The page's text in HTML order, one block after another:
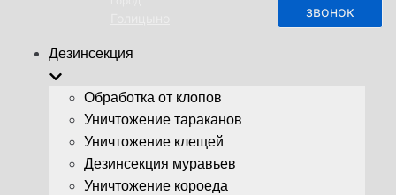
звонок
Дезинсекция
Обработка от клопов
Уничтожение тараканов
Уничтожение клещей
Дезинсекция муравьев
Уничтожение короеда